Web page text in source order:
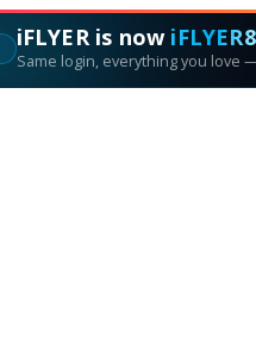
iFLYER is now iFLYER8
Same login, everything you love